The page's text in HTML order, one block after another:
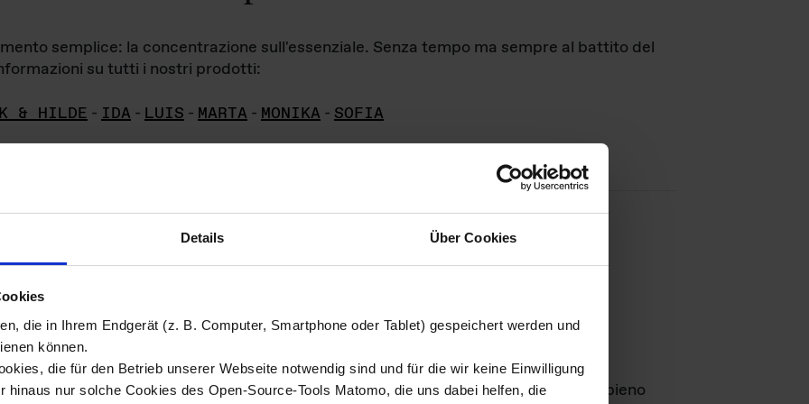
Details Über Cookies
die in Ihrem Endgerät (z. B. Computer, Smartphone oder Tablet) gespeichert werden und
können.
die für den Betrieb unserer Webseite notwendig sind und für die wir keine Einwilligung
hinaus nur solche Cookies des Open-Source-Tools Matomo, die uns dabei helfen, die
semplice: la concentrazione sull'essenziale. Senza tempo ma sempre al battito del
su tutti i nostri prodotti:
& HILDE - IDA - LUIS - MARTA - MONIKA - SOFIA
di immagini
materiale fotografico sono detenuti daDas ganze LebenGmbH e rimangono in pieno